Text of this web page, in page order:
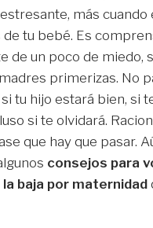
más cuando
tu bebé. Es
de un poco de miedo,
primerizas. No
tu hijo estará bien, si
si te olvidará.
que hay que pasar.
consejos para
baja por maternidad